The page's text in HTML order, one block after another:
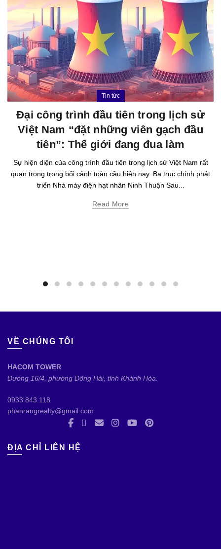
Tin tức
Đại công trình đầu tiên trong lịch sử
Việt Nam “đặt những viên gạch đầu
tiên”: Thế giới đang đua làm
Sự hiện diện của công trình đầu tiên trong lịch sử Việt Nam rất
quan trọng trong bối cảnh toàn cầu hiện nay. Ba trục chính phát
triển Nhà máy điện hạt nhân Ninh Thuận Sau...
Read More
VỀ CHÚNG TÔI
HACOM TOWER
Đường 16/4, phường Đông Hải, tỉnh Khánh Hòa.
0933.843.118
phanrangrealty@gmail.com
ĐỊA CHỈ LIÊN HỆ